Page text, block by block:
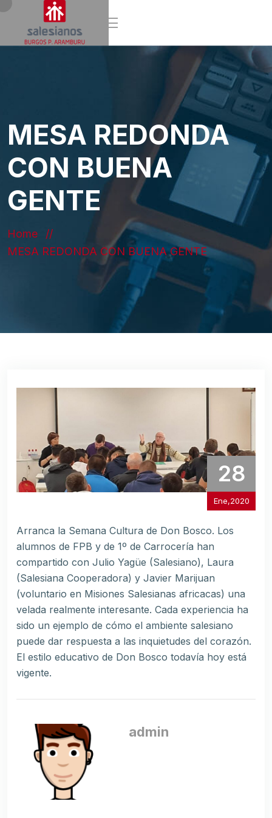
MESA REDONDA
CON BUENA
GENTE
Home
MESA REDONDA CON BUENA GENTE
28
Ene,2020
Arranca la Semana Cultura de Don Bosco. Los
alumnos de FPB y de 1º de Carrocería han
compartido con Julio Yagüe (Salesiano), Laura
(Salesiana Cooperadora) y Javier Marijuan
(voluntario en Misiones Salesianas africacas) una
velada realmente interesante. Cada experiencia ha
sido un ejemplo de cómo el ambiente salesiano
puede dar respuesta a las inquietudes del corazón.
El estilo educativo de Don Bosco todavía hoy está
vigente.
admin